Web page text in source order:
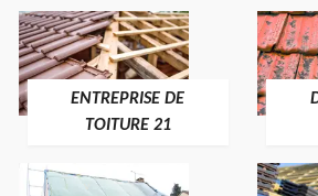
ENTREPRISE DE
TOITURE 21